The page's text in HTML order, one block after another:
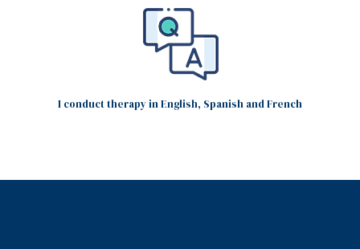
I conduct therapy in English, Spanish and French